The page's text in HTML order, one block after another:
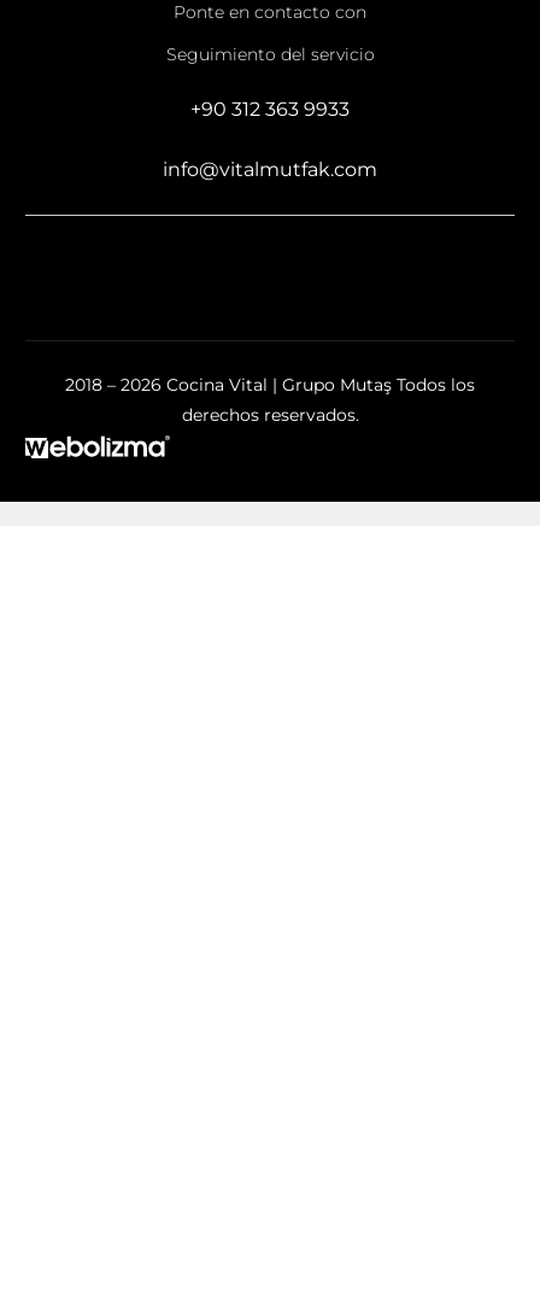
Ponte en contacto con
Seguimiento del servicio
+90 312 363 9933
info@vitalmutfak.com
2018 – 2026 Cocina Vital | Grupo Mutaş Todos los
derechos reservados.